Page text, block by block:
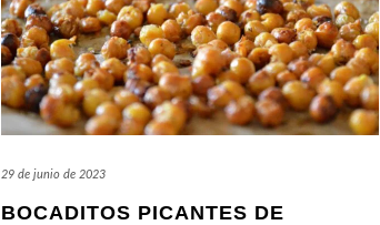
29 de junio de 2023
BOCADITOS PICANTES DE